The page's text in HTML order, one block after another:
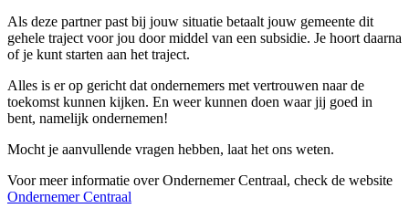
Als deze partner past bij jouw situatie betaalt jouw gemeente dit
gehele traject voor jou door middel van een subsidie. Je hoort daarna
of je kunt starten aan het traject.
Alles is er op gericht dat ondernemers met vertrouwen naar de
toekomst kunnen kijken. En weer kunnen doen waar jij goed in
bent, namelijk ondernemen!
Mocht je aanvullende vragen hebben, laat het ons weten.
Voor meer informatie over Ondernemer Centraal, check de website
Ondernemer Centraal